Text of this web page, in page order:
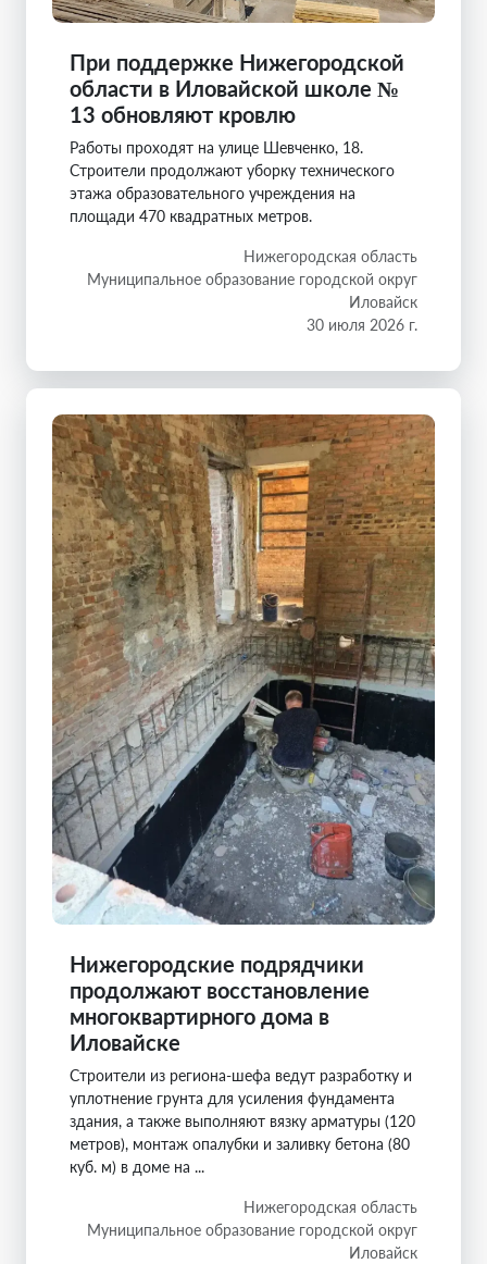
При поддержке Нижегородской
области в Иловайской школе №
13 обновляют кровлю
Работы проходят на улице Шевченко, 18.
Строители продолжают уборку технического
этажа образовательного учреждения на
площади 470 квадратных метров.
Нижегородская область
Муниципальное образование городской округ
Иловайск
30 июля 2026 г.
Нижегородские подрядчики
продолжают восстановление
многоквартирного дома в
Иловайске
Строители из региона-шефа ведут разработку и
уплотнение грунта для усиления фундамента
здания, а также выполняют вязку арматуры (120
метров), монтаж опалубки и заливку бетона (80
куб. м) в доме на ...
Нижегородская область
Муниципальное образование городской округ
Иловайск